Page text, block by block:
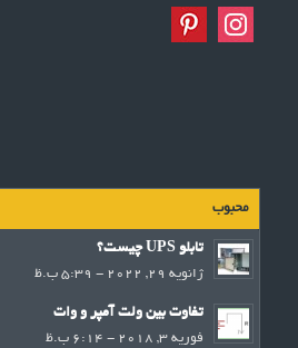
محبوب
تابلو UPS چیست؟
ژانویه 29, 2022 - 5:39 ب.ظ
تفاوت بین ولت آمپر و وات
فوریه 3, 2018 - 6:14 ب.ظ